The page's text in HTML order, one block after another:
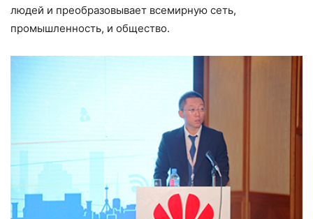
людей и преобразовывает всемирную сеть,
промышленность, и общество.